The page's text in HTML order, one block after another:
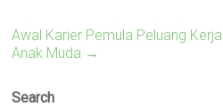
Awal Karier Pemula Peluang
Anak Muda →
Search